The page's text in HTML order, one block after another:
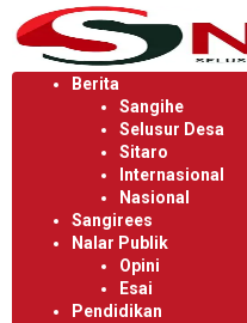
Langsung
ke
konten
Berita
Sangihe
Selusur Desa
Sitaro
Internasional
Nasional
Sangirees
Nalar Publik
Opini
Esai
Pendidikan